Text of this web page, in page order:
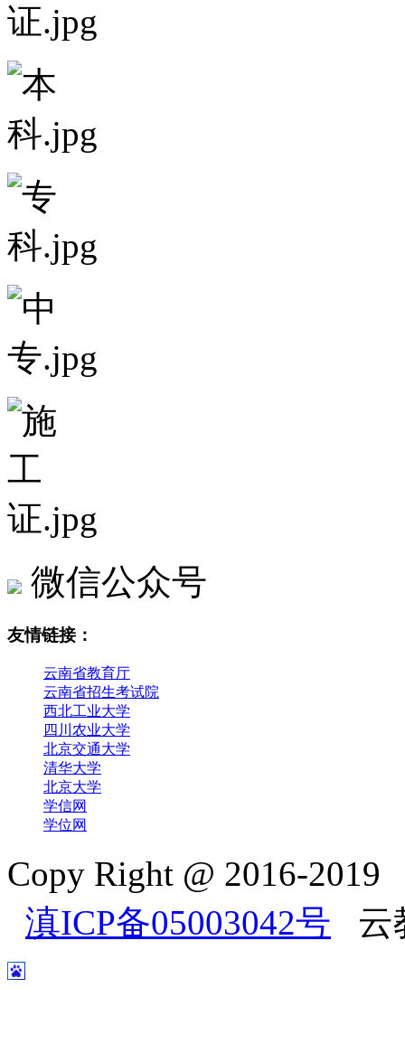
微信公众号
友情链接：
云南省教育厅
云南省招生考试院
西北工业大学
四川农业大学
北京交通大学
清华大学
北京大学
学信网
学位网
Copy Right @ 2016-
滇ICP备05003042号 云